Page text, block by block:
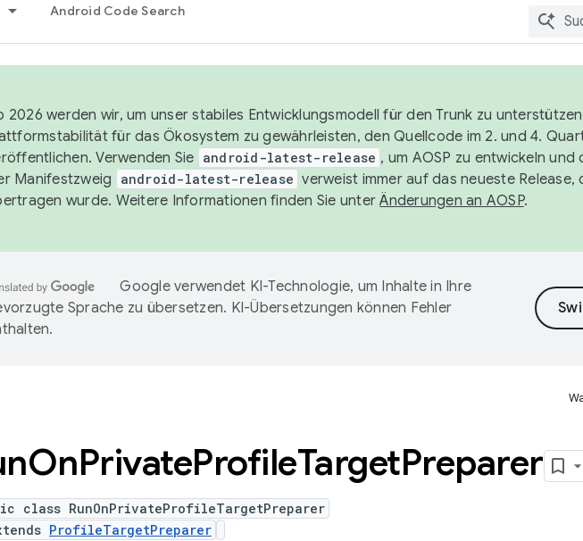
Android Code Search
2026 werden wir, um unser stabiles Entwicklungsmodell für den Trunk zu
für das Ökosystem zu gewährleisten, den Quellcode im 2. und 4.
Verwenden Sie android-latest-release , um AOSP zu entwickeln und
Manifestzweig
android-latest-release verweist immer auf das neueste Release,
wurde. Weitere Informationen finden Sie unterÄnderungen an AOSP.
Google verwendet KI-Technologie, um Inhalte in Ihre
Sprache zu übersetzen. KI-Übersetzungen können Fehler
OnPrivateProfileTargetPreparer
class RunOnPrivateProfileTargetPreparer
ProfileTargetPreparer